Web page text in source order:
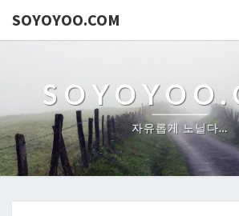
SOYOYOO.COM
자유롭게 노닐다…